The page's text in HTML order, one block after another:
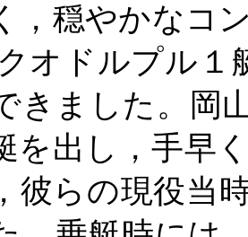
，穏やかなコ
オドルプル１
きました。
岡
を出し，手早
彼らの現役当